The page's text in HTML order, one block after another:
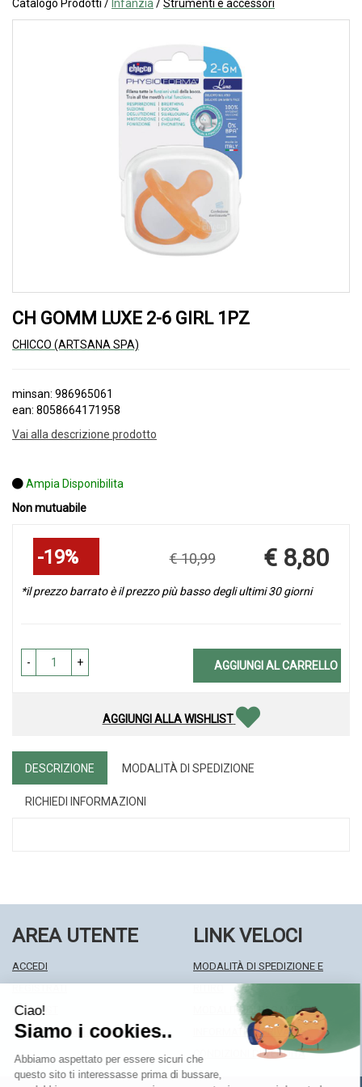
Catalogo Prodotti / Infanzia /Strumenti e accessori
CH GOMM LUXE 2-6 GIRL 1PZ
CHICCO (ARTSANA SPA)
minsan: 986965061
ean: 8058664171958
Vai alla descrizione prodotto
Ampia Disponibilita
Non mutuabile
Sconto
19% € 10,99
Prezzo
€ 8,80
*il prezzo barrato è il prezzo più basso degli ultimi 30 giorni
- + AGGIUNGI AL CARRELLO
AGGIUNGI ALLA WISHLIST
DESCRIZIONE MODALITÀ DI SPEDIZIONE
RICHIEDI INFORMAZIONI
AREA UTENTE
ACCEDI
WISHLIST
ISCRIZIONE ALLA NEWSLETTER
LINK VELOCI
MODALITÀ DI SPEDIZIONE E
MODALITÀ DI PAGAMENTO
INFORMATIVA PRIVACY
CONDIZIONI DI VENDITA